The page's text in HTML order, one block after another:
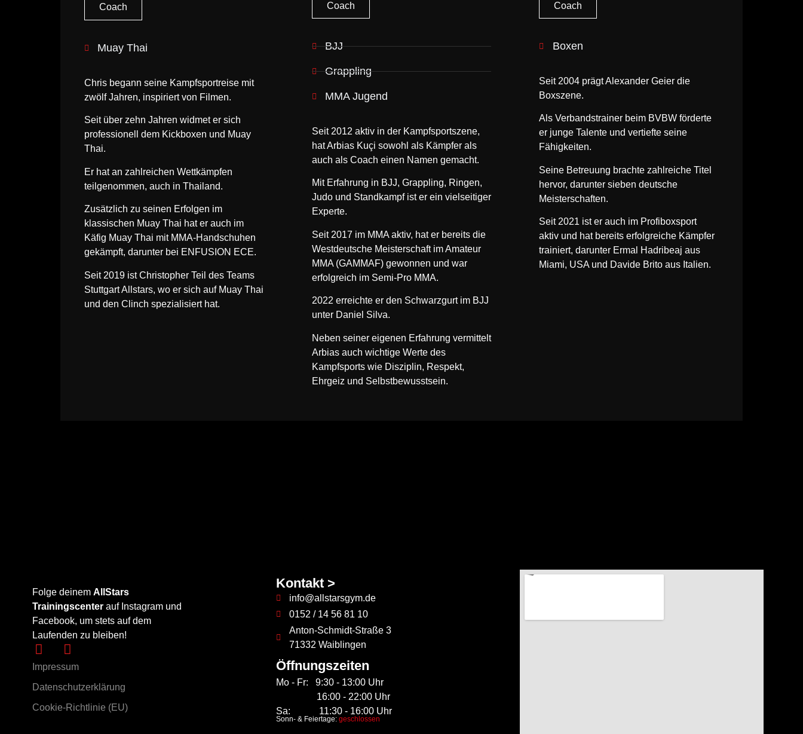
Coach
Muay Thai
Chris begann seine Kampfsportreise mit
zwölf Jahren, inspiriert von Filmen.
Seit über zehn Jahren widmet er sich
professionell dem Kickboxen und Muay
Thai.
Er hat an zahlreichen Wettkämpfen
teilgenommen, auch in Thailand.
Zusätzlich zu seinen Erfolgen im
klassischen Muay Thai hat er auch im
Käfig Muay Thai mit MMA-Handschuhen
gekämpft, darunter bei ENFUSION ECE.
Seit 2019 ist Christopher Teil des Teams
Stuttgart Allstars, wo er sich auf Muay Thai
und den Clinch spezialisiert hat.
Coach
BJJ
Grappling
MMA Jugend
Seit 2012 aktiv in der Kampfsportszene,
hat Arbias Kuçi sowohl als Kämpfer als
auch als Coach einen Namen gemacht.
Mit Erfahrung in BJJ, Grappling, Ringen,
Judo und Standkampf ist er ein vielseitiger
Experte.
Seit 2017 im MMA aktiv, hat er bereits die
Westdeutsche Meisterschaft im Amateur
MMA (GAMMAF) gewonnen und war
erfolgreich im Semi-Pro MMA.
2022 erreichte er den Schwarzgurt im BJJ
unter Daniel Silva.
Neben seiner eigenen Erfahrung vermittelt
Arbias auch wichtige Werte des
Kampfsports wie Disziplin, Respekt,
Ehrgeiz und Selbstbewusstsein.
Coach
Boxen
Seit 2004 prägt Alexander Geier die
Boxszene.
Als Verbandstrainer beim BVBW förderte
er junge Talente und vertiefte seine
Fähigkeiten.
Seine Betreuung brachte zahlreiche Titel
hervor, darunter sieben deutsche
Meisterschaften.
Seit 2021 ist er auch im Profiboxsport
aktiv und hat bereits erfolgreiche Kämpfer
trainiert, darunter Ermal Hadribeaj aus
Miami, USA und Davide Brito aus Italien.
Folge deinem AllStars
Trainingscenterauf Instagram und
Facebook, um stets auf dem
Laufenden zu bleiben!
Impressum
Datenschutzerklärung
Cookie-Richtlinie (EU)
Kontakt >
info@allstarsgym.de
0152 / 14 56 81 10
Anton-Schmidt-Straße 3
71332 Waiblingen
Öffnungszeiten
Mo - Fr: 9:30 - 13:00 Uhr
16:00 - 22:00 Uhr
Sa: 11:30 - 16:00 Uhr
Sonn- & Feiertage: geschlossen